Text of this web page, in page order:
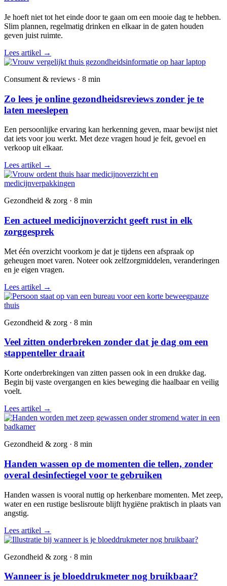
Je hoeft niet tot het einde door te gaan om een mooie dag te hebben.
Slim plannen, regelmatig drinken en elkaar in de gaten houden
geven juist ruimte.
Lees artikel →
Consument & reviews · 8 min
Zo lees je online gezondheidsreviews zonder je te
laten meeslepen
Een persoonlijke ervaring kan herkenning geven, maar bewijst niet
dat iets voor jou werkt. Met deze vragen houd je feit, gevoel en
verkoop uit elkaar.
Lees artikel →
Gezondheid & zorg · 8 min
Een actueel medicijnoverzicht geeft rust in elk
zorggesprek
Met één overzicht voorkom je dat je tijdens een afspraak op
geheugen moet varen. Noteer ook zelfzorgmiddelen, veranderingen
en je eigen vragen.
Lees artikel →
Gezondheid & zorg · 8 min
Veel zitten onderbreken zonder dat je dag om een
stappenteller draait
Korte onderbrekingen van zitten passen ook in een drukke dag.
Begin bij vaste overgangen en kies beweging die haalbaar en veilig
voelt.
Lees artikel →
Gezondheid & zorg · 8 min
Handen wassen op de momenten die tellen, zonder
overal desinfectiegel voor te gebruiken
Handen wassen is vooral nuttig op herkenbare momenten. Met zeep,
water en een rustige beslisroute blijft hygiëne praktisch in plaats van
angstig.
Lees artikel →
Gezondheid & zorg · 8 min
Wanneer is je bloeddrukmeter nog bruikbaar?